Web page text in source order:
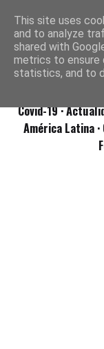
Covid-19·
América Latina ·
This site uses
and to analyze
shared with
metrics to ensure
statistics, and to